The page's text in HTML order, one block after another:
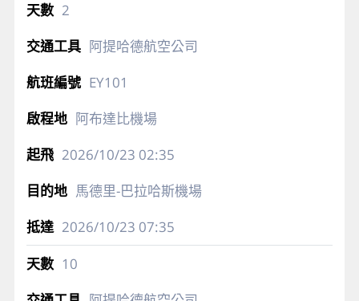
2
阿提哈德航空公司
EY101
阿布達比機場
2026/10/23 02:35
馬德里-巴拉哈斯機場
2026/10/23 07:35
10